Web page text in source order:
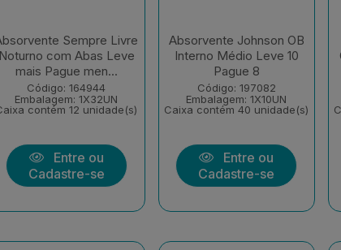
Sempre Livre
Noturno com Abas Leve
mais Pague men...
Código: 164944
Embalagem: 1X32UN
contém 12 unidade(s)
Entre ou
Cadastre-se
Absorvente Johnson OB
Interno Médio Leve 10
Pague 8
Código: 197082
Embalagem: 1X10UN
Caixa contém 40 unidade(s)
Entre ou
Cadastre-se